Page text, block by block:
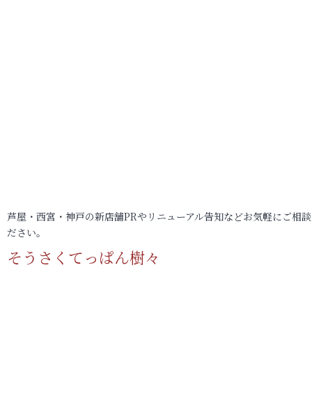
芦屋・西宮・神戸の新店舗PRやリニューアル告知などお気軽にご相
ださい。
そうさくてっぱん樹々